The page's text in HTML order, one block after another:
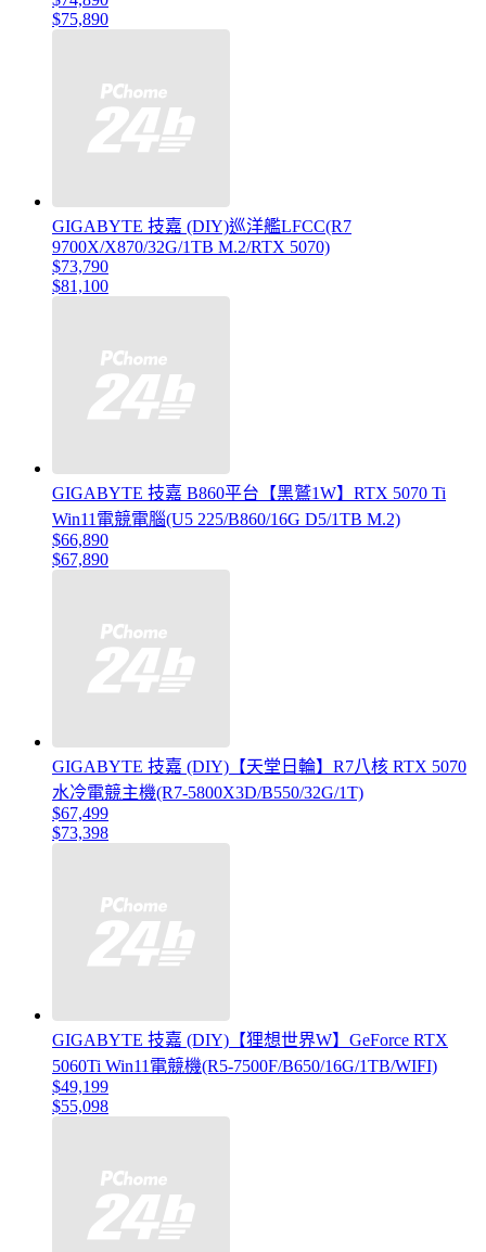
$75,890
GIGABYTE 技嘉 (DIY)巡洋艦LFCC(R7
9700X/X870/32G/1TB M.2/RTX 5070)
$73,790
$81,100
GIGABYTE 技嘉 B860平台【黑鷲1W】RTX 5070 Ti
Win11電競電腦(U5 225/B860/16G D5/1TB M.2)
$66,890
$67,890
GIGABYTE 技嘉 (DIY)【天堂日輪】R7八核 RTX 5070
水冷電競主機(R7-5800X3D/B550/32G/1T)
$67,499
$73,398
GIGABYTE 技嘉 (DIY)【狸想世界W】GeForce RTX
5060Ti Win11電競機(R5-7500F/B650/16G/1TB/WIFI)
$49,199
$55,098